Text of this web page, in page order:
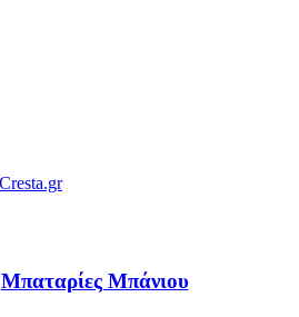
Μπαταρίες Μπάνιου